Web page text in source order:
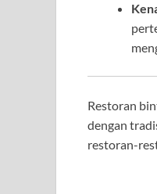
Restoran
dengan
restoran-